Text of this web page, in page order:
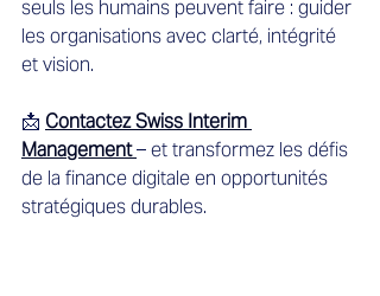
seuls les humains peuvent faire : guider
les organisations avec clarté, intégrité
et vision.
📩 Contactez Swiss Interim
Management– et transformez les défis
de la finance digitale en opportunités
stratégiques durables.